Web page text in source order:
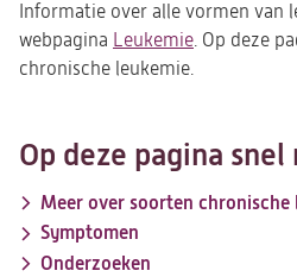
Informatie over alle vormen van
webpagina Leukemie. Op deze
chronische leukemie.
Op deze pagina snel
Meer over soorten chronische
Symptomen
Onderzoeken